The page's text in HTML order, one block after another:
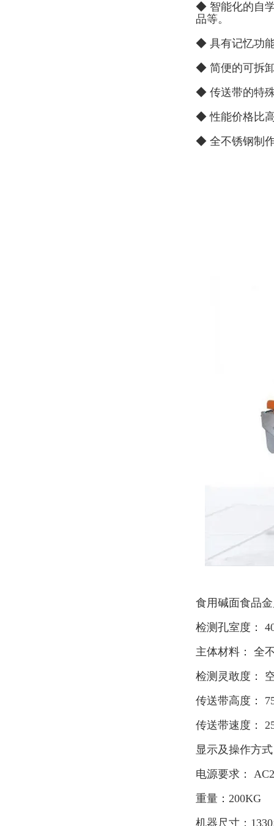
◆ 智能化的自
品等。
◆ 具有记忆功
◆ 简便的可拆
◆ 传送带的特
◆ 性能价格比
◆ 全不锈钢制
食用碱面食品
检测孔室度：
主体材料： 全
检测灵敢度：
传送带高度：
传送带速度：
显示及操作方
电源要求：
重量：200KG
机器尺寸：